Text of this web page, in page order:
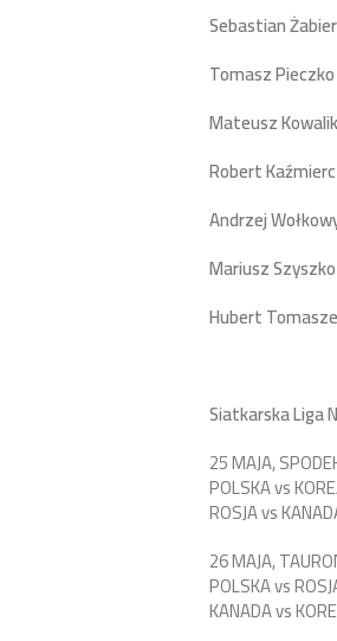
Sebastian
Tomasz Pieczko
Mateusz Kowalik
Robert
Andrzej
Mariusz Szyszko
Hubert
Siatkarska Liga
25 MAJA,
POLSKA vs
ROSJA vs
26 MAJA,
POLSKA vs
KANADA vs